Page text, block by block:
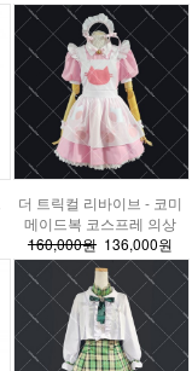
더 트릭컬 리바이브 - 코미
메이드복 코스프레 의상
160,000원136,000원